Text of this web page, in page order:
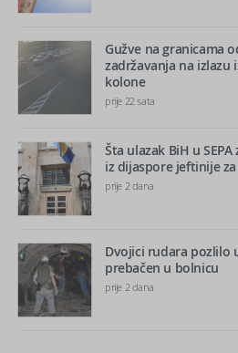
Gužve na granicama
zadržavanja na izlazu
kolone
prije 22 sata
Šta ulazak BiH u
iz dijaspore jeftinije
prije 2 dana
Dvojici rudara pozlilo
prebačen u bolnicu
prije 2 dana